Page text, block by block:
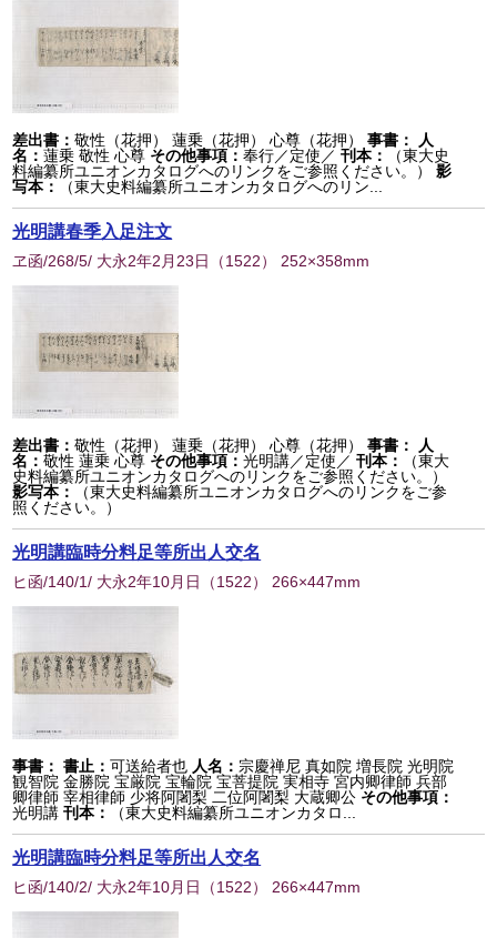
差出書：敬性（花押） 蓮乗（花押） 心尊（花押） 事書：
人
名：蓮乗 敬性 心尊 その他事項：奉行／定使／刊本：
（東大史
料編纂所ユニオンカタログへのリンクをご参照ください。）
影
写本：
（東大史料編纂所ユニオンカタログへのリン...
光明講春季入足注文
ヱ函/268/5/ 大永2年2月23日 （1522） 252×358mm
差出書：敬性（花押） 蓮乗（花押） 心尊（花押） 事書：
人
名：敬性 蓮乗 心尊 その他事項：光明講／定使／刊本：
（東大
史料編纂所ユニオンカタログへのリンクをご参照ください。）
影写本：
（東大史料編纂所ユニオンカタログへのリンクをご参
照ください。）
光明講臨時分料足等所出人交名
ヒ函/140/1/ 大永2年10月日 （1522） 266×447mm
事書： 書止：可送給者也 人名： 宗慶禅尼 真如院 増長院 光明院
観智院 金勝院 宝厳院 宝輪院 宝菩提院 実相寺 宮内卿律師 兵部
卿律師 宰相律師 少将阿闍梨 二位阿闍梨 大蔵卿公 その他事項：
光明講刊本： （東大史料編纂所ユニオンカタロ...
光明講臨時分料足等所出人交名
ヒ函/140/2/ 大永2年10月日 （1522） 266×447mm